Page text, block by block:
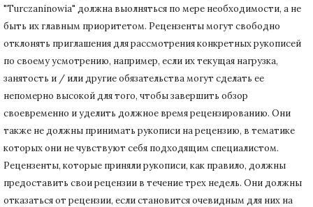
"Turczaninowia" должна выолняться по мере необходимости, а не
быть их главным приоритетом. Рецензенты могут свободно
отклонять приглашения для рассмотрения конкретных рукописей
по своему усмотрению, например, если их текущая нагрузка,
занятость и / или другие обязательства могут сделать ее
непомерно высокой для того, чтобы завершить обзор
своевременно и уделить должное время рецензированию. Они
также не должны принимать рукописи на рецензию, в тематике
которых они не чувствуют себя подходящим специалистом.
Рецензенты, которые приняли рукописи, как правило, должны
предоставить свои рецензии в течение трех недель. Они должны
отказаться от рецензии, если становится очевидным для них на